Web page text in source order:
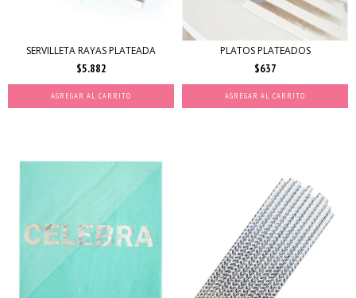
SERVILLETA RAYAS PLATEADA
$5.882
PLATOS PLATEADOS
$637
AGREGAR AL CARRITO